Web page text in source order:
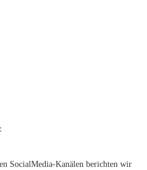
SocialMedia-Kanälen berichten wir